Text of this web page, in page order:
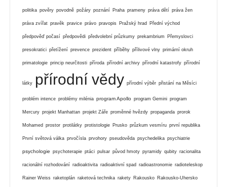
politika pověry povodně požáry poznání Praha prameny práva dětí práva žen
práva zvířat pravěk pravice právo pravopis Pražský hrad Přední východ
předpověď počasí předpovědi předvolební průzkumy prekambrium Přemyslovci
presokratici přetížení prevence prezident příběhy přílivové vlny primární okruh
primatologie princip neurčitosti příroda přírodní archivy přírodní katastrofy přírodní
látky přírodní vědy přírodní výběr přistání na Měsíci
problém intence problémy milénia program Apollo program Gemini program
Mercury projekt Manhattan projekt Záře proměnné hvězdy propaganda prorok
Mohamed prostor protilátky protistologie Prusko průzkum vesmíru první republika
První světová válka prvočísla prvohory pseudověda psychedelika psychiatrie
psychologie psychoterapie ptáci pulsar původ hmoty pyramidy qubity racionalita
racionální rozhodování radioaktivita radioaktivní spad radioastronomie radioteleskop
Rainer Weiss raketoplán raketová technika rakety Rakousko Rakousko-Uhersko